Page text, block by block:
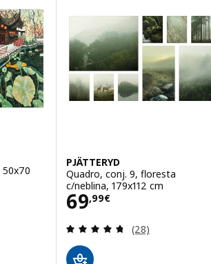
unidades
5 fora de 5 estrelas. Total de
PJÄTTERYD
Quadro, conj. 9, floresta
c/neblina, 179x112 cm
69,99€
Preço 69,99€
Avaliação: 4.7
(28)